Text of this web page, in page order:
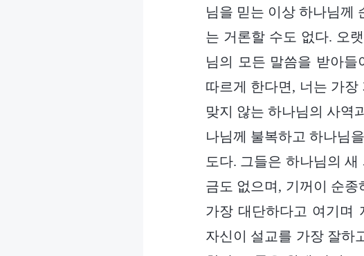
님을 믿는 이상 하나님께
는 거론할 수도 없다. 오
님의 모든 말씀을 받아들
따르게 한다면, 너는 가
맞지 않는 하나님의 사역
나님께 불복하고 하나님
도다. 그들은 하나님의
금도 없으며, 기꺼이 순종
가장 대단하다고 여기며
자신이 설교를 가장 잘하